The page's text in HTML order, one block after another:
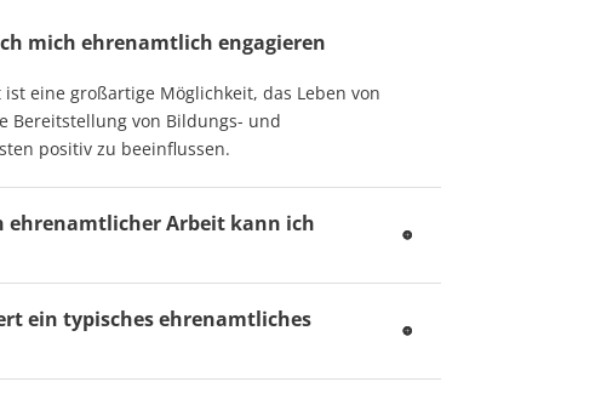
mich ehrenamtlich engagieren
eine großartige Möglichkeit, das Leben von
Bereitstellung von Bildungs- und
positiv zu beeinflussen.
ehrenamtlicher Arbeit kann ich
ein typisches ehrenamtliches